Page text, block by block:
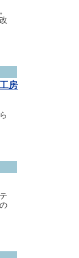
房